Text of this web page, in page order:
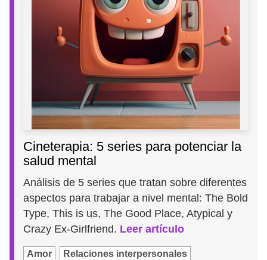
Cineterapia: 5 series para potenciar la
salud mental
Análisis de 5 series que tratan sobre diferentes
aspectos para trabajar a nivel mental: The Bold
Type, This is us, The Good Place, Atypical y
Crazy Ex-Girlfriend. Leer artículo
Amor Relaciones interpersonales